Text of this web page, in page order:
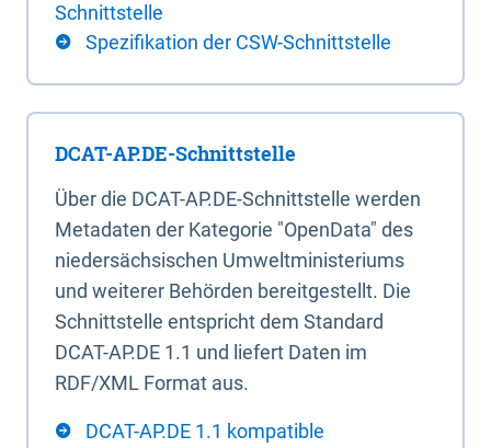
Schnittstelle
Spezifikation der CSW-Schnittstelle
DCAT-AP.DE-Schnittstelle
Über die DCAT-AP.DE-Schnittstelle werden
Metadaten der Kategorie "OpenData" des
niedersächsischen Umweltministeriums
und weiterer Behörden bereitgestellt. Die
Schnittstelle entspricht dem Standard
DCAT-AP.DE 1.1 und liefert Daten im
RDF/XML Format aus.
DCAT-AP.DE 1.1 kompatible